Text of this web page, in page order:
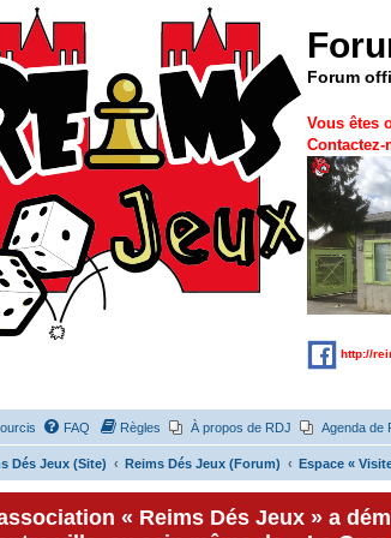
Forum
Vous êtes
http://
FAQ Règles À propos de RDJ Agenda de
Dés Jeux (Site) Reims Dés Jeux (Forum) Espace «
« Reims Dés Jeux » a